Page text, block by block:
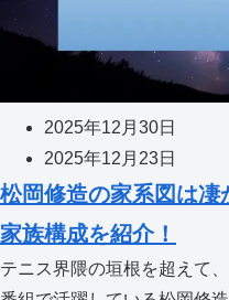
2025年12月30日
2025年12月23日
松岡修造の家系図は
家族構成を紹介！
テニス界隈の垣根を超えて